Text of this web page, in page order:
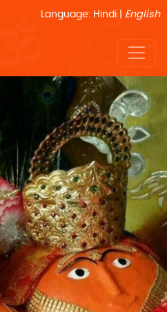
Language: Hindi | English